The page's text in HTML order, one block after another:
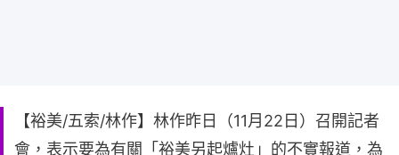
【裕美/五索/林作】林作昨日（11月22日）召開記者
會，表示要為有關「裕美另起爐灶」的不實報道，為